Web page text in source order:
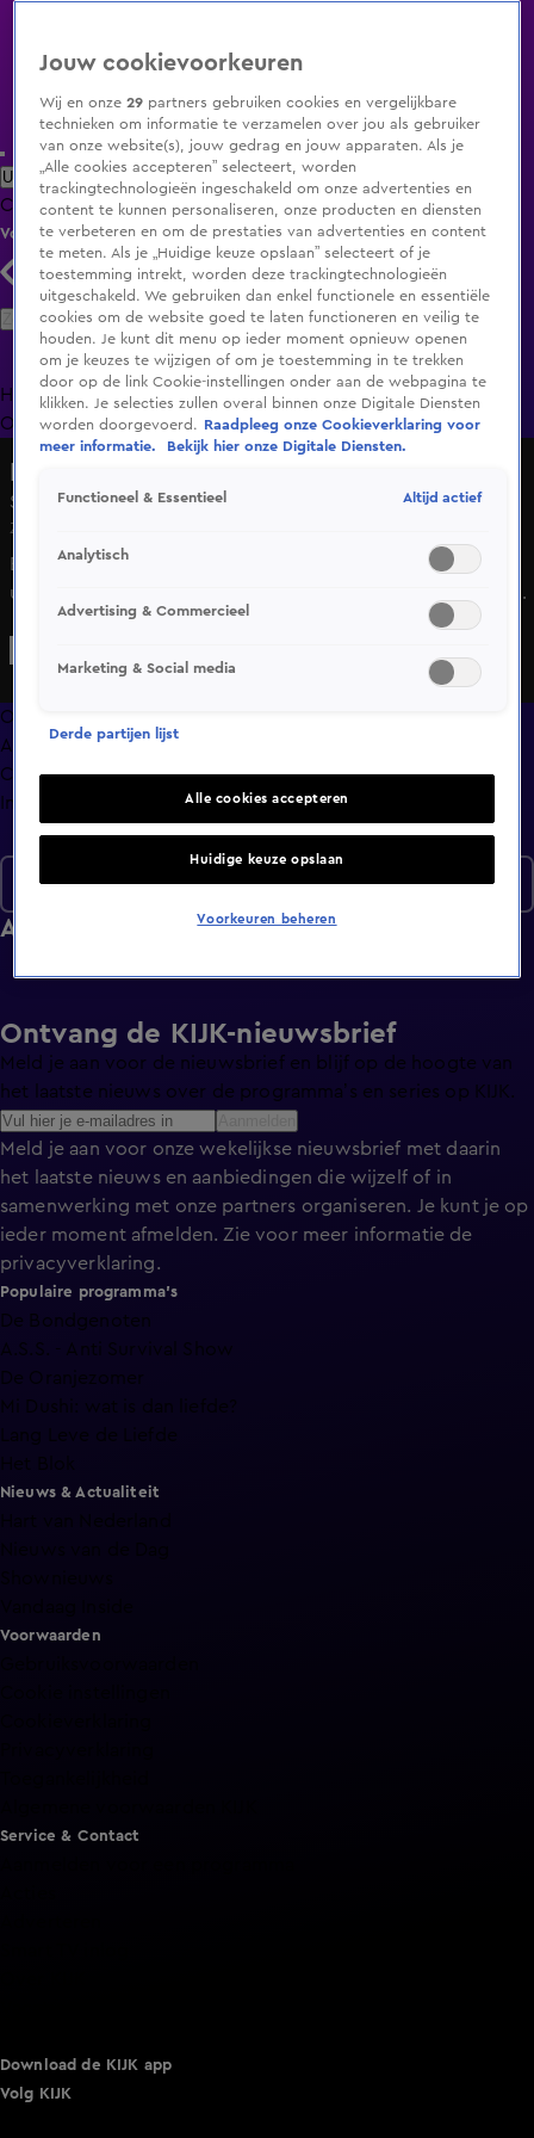
Uitzending Gemist Populaire programma's Zenders Genres
ClipsFilmsRadioSmart TV inlogShop
Volg KIJK
Zoeken
HomeUitzending Gemist Programma's De Bondgenoten
OranjezomerLivestreamsShop
Seizoen 2026, aflevering 136
Za 16 mei, 22:35
Bekijk aflevering 136 van Hart van Nederland - Late Editie
uit seizoen 2026 hier. Deze aflevering is uitgezonden op 16
mei, 22:35 uur bij SBS6. Hart van Nederland - Late Editie is
Overzicht
Afleveringen
Clips
Info
Afleveringen
Seizoen 2026
Ontvang de KIJK-nieuwsbrief
Meld je aan voor de nieuwsbrief en blijf op de hoogte van
het laatste nieuws over de programma’s en series op KIJK.
Meld je aan voor onze wekelijkse nieuwsbrief met daarin
het laatste nieuws en aanbiedingen die wijzelf of in
samenwerking met onze partners organiseren. Je kunt je op
ieder moment afmelden. Zie voor meer informatie de
privacyverklaring.
Populaire programma's
De Bondgenoten
A.S.S. - Anti Survival Show
De Oranjezomer
Mi Dushi: wat is dan liefde?
Lang Leve de Liefde
Nieuws & Actualiteit
Voorwaarden
Service & Contact
Download de KIJK app
Volg KIJK
Jouw cookievoorkeuren
Wij en onze29 partners gebruiken cookies en vergelijkbare
technieken om informatie te verzamelen over jou als gebruiker
van onze website(s), jouw gedrag en jouw apparaten. Als je
„Alle cookies accepteren” selecteert, worden
trackingtechnologieën ingeschakeld om onze advertenties en
content te kunnen personaliseren, onze producten en diensten
te verbeteren en om de prestaties van advertenties en content
te meten. Als je „Huidige keuze opslaan” selecteert of je
toestemming intrekt, worden deze trackingtechnologieën
uitgeschakeld. We gebruiken dan enkel functionele en essentiële
cookies om de website goed te laten functioneren en veilig te
houden. Je kunt dit menu op ieder moment opnieuw openen
om je keuzes te wijzigen of om je toestemming in te trekken
door op de link Cookie-instellingen onder aan de webpagina te
klikken. Je selecties zullen overal binnen onze Digitale Diensten
worden doorgevoerd.
Raadpleeg onze Cookieverklaring voor
meer informatie.
Bekijk hier onze Digitale Diensten.
Functioneel & Essentieel Altijd actief
Analytisch
Advertising & Commercieel
Marketing & Social media
Derde partijen lijst
Alle cookies accepteren
Huidige keuze opslaan
Voorkeuren beheren